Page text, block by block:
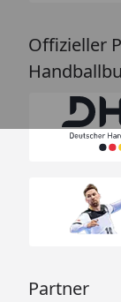
Offizieller
Partner